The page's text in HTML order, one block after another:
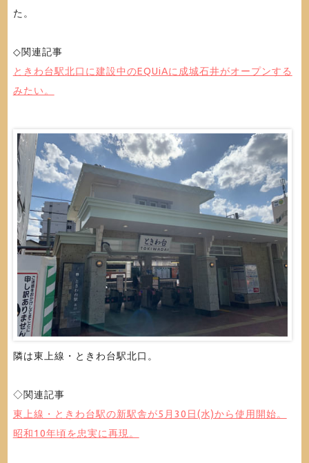
た。
◇関連記事
ときわ台駅北口に建設中のEQUiAに成城石井がオープンする
みたい。
隣は東上線・ときわ台駅北口。
◇関連記事
東上線・ときわ台駅の新駅舎が5月30日(水)から使用開始。
昭和10年頃を忠実に再現。